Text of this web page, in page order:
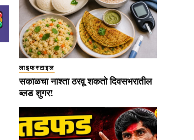
लाइफस्टाइल
सकाळचा नाश्ता ठरवू शकतो दिवसभरातील
ब्लड शुगर!